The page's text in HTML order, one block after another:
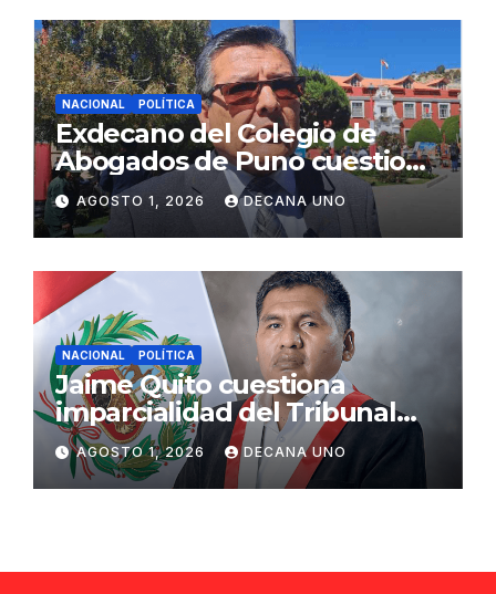
NACIONAL POLÍTICA
Exdecano del Colegio de
Abogados de Puno cuestiona
propuestas sobre seguridad
ciudadana
AGOSTO 1, 2026 DECANA UNO
NACIONAL POLÍTICA
Jaime Quito cuestiona
imparcialidad del Tribunal
Constitucional tras liberación
de Ollanta Humala
AGOSTO 1, 2026 DECANA UNO